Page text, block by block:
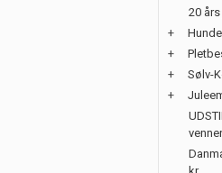
20
+
+
+
Sølv-
+
venner